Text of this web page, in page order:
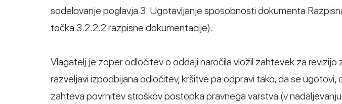
sodelovanje poglavja 3. Ugotavljanje sposobnosti dokumenta
točka 3.2.2.2 razpisne dokumentacije).
Vlagatelj je zoper odločitev o oddaji naročila vložil zahtevek za
razveljavi izpodbijana odločitev, kršitve pa odpravi tako, da se
zahteva povrnitev stroškov postopka pravnega varstva (v